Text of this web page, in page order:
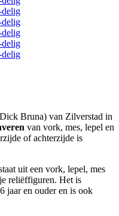
Bruna) van Zilverstad in
van vork, mes, lepel en
of achterzijde is
uit een vork, lepel, mes
reliëffiguren. Het is
jaar en ouder en is ook